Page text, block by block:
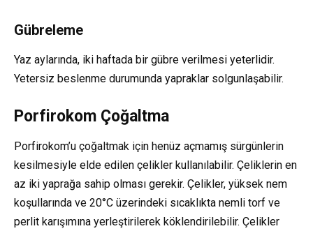
Gübreleme
Yaz aylarında, iki haftada bir gübre verilmesi yeterlidir.
Yetersiz beslenme durumunda yapraklar solgunlaşabilir.
Porfirokom Çoğaltma
Porfirokom’u çoğaltmak için henüz açmamış sürgünlerin
kesilmesiyle elde edilen çelikler kullanılabilir. Çeliklerin en
az iki yaprağa sahip olması gerekir. Çelikler, yüksek nem
koşullarında ve 20°C üzerindeki sıcaklıkta nemli torf ve
perlit karışımına yerleştirilerek köklendirilebilir. Çelikler